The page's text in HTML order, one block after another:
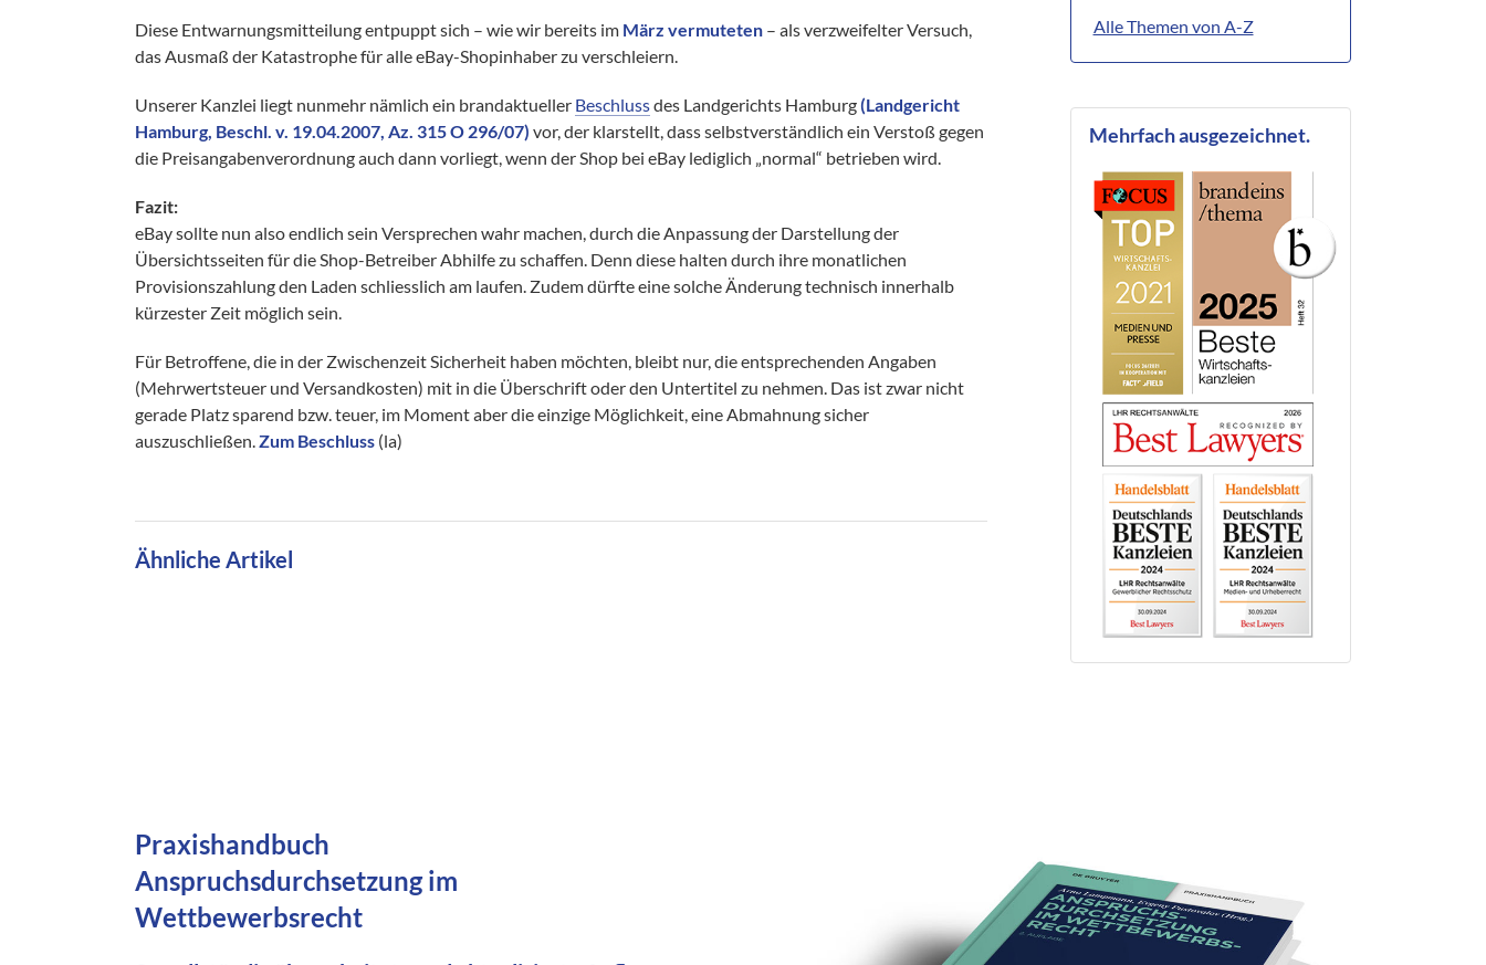
Diese Entwarnungsmitteilung entpuppt sich – wie wir bereits im März vermuteten – als verzweifelter Versuch,
das Ausmaß der Katastrophe für alle eBay-Shopinhaber zu verschleiern.
Unserer Kanzlei liegt nunmehr nämlich ein brandaktueller Beschlussdes Landgerichts Hamburg(Landgericht
Hamburg, Beschl. v. 19.04.2007, Az. 315 O 296/07) vor, der klarstellt, dass selbstverständlich ein Verstoß gegen
die Preisangabenverordnung auch dann vorliegt, wenn der Shop bei eBay lediglich „normal“ betrieben wird.
Fazit:
eBay sollte nun also endlich sein Versprechen wahr machen, durch die Anpassung der Darstellung der
Übersichtsseiten für die Shop-Betreiber Abhilfe zu schaffen. Denn diese halten durch ihre monatlichen
Provisionszahlung den Laden schliesslich am laufen. Zudem dürfte eine solche Änderung technisch innerhalb
kürzester Zeit möglich sein.
Für Betroffene, die in der Zwischenzeit Sicherheit haben möchten, bleibt nur, die entsprechenden Angaben
(Mehrwertsteuer und Versandkosten) mit in die Überschrift oder den Untertitel zu nehmen. Das ist zwar nicht
gerade Platz sparend bzw. teuer, im Moment aber die einzige Möglichkeit, eine Abmahnung sicher
auszuschließen.Zum Beschluss (la)
Ähnliche Artikel
Alle Themen von A-Z
Mehrfach ausgezeichnet.
Praxishandbuch
Anspruchsdurchsetzung im
Wettbewerbsrecht